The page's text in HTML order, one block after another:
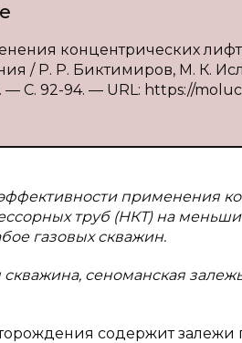
концентрических
/ Р. Р. Биктимиров, М. К.
92-94. — URL: https://
применения
труб (НКТ) на
газовых скважин.
сеноманская
содержит залежи